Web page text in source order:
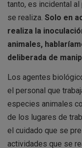
tanto, es incidental
se realiza. Solo en
realiza la
animales,
deliberada de
Los agentes
el personal que
especies animales
de los lugares de
el cuidado que se
actividades que se